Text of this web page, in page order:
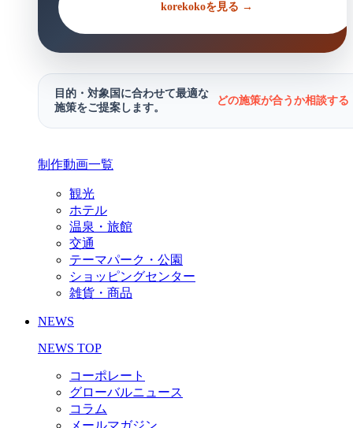
korekokoを見る →
目的・対象国に合わせて最適な
施策をご提案します。
どの施策が合うか相談す
制作動画一覧
観光
ホテル
温泉・旅館
交通
テーマパーク・公園
ショッピングセンター
雑貨・商品
NEWS
NEWS TOP
コーポレート
グローバルニュース
コラム
メールマガジン